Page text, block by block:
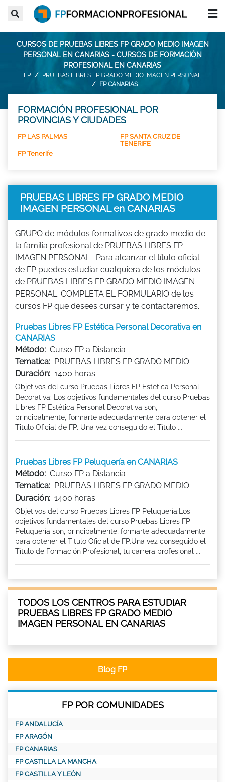
CURSOS DE PRUEBAS LIBRES FP GRADO MEDIO IMAGEN
PERSONAL EN CANARIAS - CURSOS DE FORMACIÓN
PROFESIONAL EN CANARIAS
FP
PRUEBAS LIBRES FP GRADO MEDIO IMAGEN PERSONAL
FP CANARIAS
FORMACIÓN PROFESIONAL POR
PROVINCIAS Y CIUDADES
FP LAS PALMAS
FP SANTA CRUZ DE
TENERIFE
FP Tenerife
PRUEBAS LIBRES FP GRADO MEDIO
IMAGEN PERSONAL en CANARIAS
GRUPO de módulos formativos de grado medio de
la familia profesional de PRUEBAS LIBRES FP
IMAGEN PERSONAL . Para alcanzar el título oficial
de FP puedes estudiar cualquiera de los módulos
de PRUEBAS LIBRES FP GRADO MEDIO IMAGEN
PERSONAL. COMPLETA EL FORMULARIO de los
cursos FP que desees cursar y te contactaremos.
Pruebas Libres FP Estética Personal Decorativa en
CANARIAS
Método: Curso FP a Distancia
Tematica: PRUEBAS LIBRES FP GRADO MEDIO
Duración: 1400 horas
Objetivos del curso Pruebas Libres FP Estética Personal
Decorativa: Los objetivos fundamentales del curso Pruebas
Libres FP Estética Personal Decorativa son,
principalmente, formarte adecuadamente para obtener el
Titulo Oficial de FP. Una vez conseguido el Título ...
Pruebas Libres FP Peluquería en CANARIAS
Método: Curso FP a Distancia
Tematica: PRUEBAS LIBRES FP GRADO MEDIO
Duración: 1400 horas
Objetivos del curso Pruebas Libres FP Peluquería:Los
objetivos fundamentales del curso Pruebas Libres FP
Peluquería son, principalmente, formarte adecuadamente
para obtener el Titulo Oficial de FP.Una vez conseguido el
Título de Formación Profesional, tu carrera profesional ...
TODOS LOS CENTROS PARA ESTUDIAR
PRUEBAS LIBRES FP GRADO MEDIO
IMAGEN PERSONAL EN CANARIAS
Blog FP
FP POR COMUNIDADES
FP ANDALUCÍA
FP ARAGÓN
FP CANARIAS
FP CASTILLA LA MANCHA
FP CASTILLA Y LEÓN